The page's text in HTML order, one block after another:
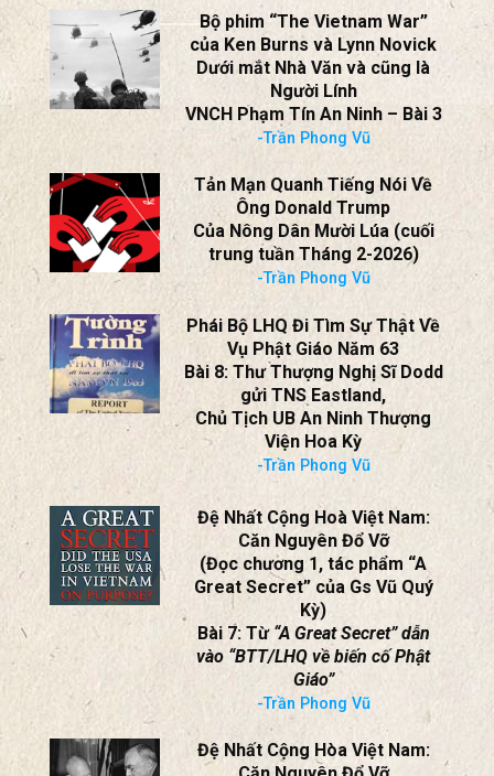
Bộ phim “The Vietnam War”
của Ken Burns và Lynn Novick
Dưới mắt Nhà Văn và cũng là
Người Lính
VNCH Phạm Tín An Ninh – Bài 3
-Trần Phong Vũ
Tản Mạn Quanh Tiếng Nói Về
Ông Donald Trump
Của Nông Dân Mười Lúa (cuối
trung tuần Tháng 2-2026)
-Trần Phong Vũ
Phái Bộ LHQ Đi Tìm Sự Thật Về
Vụ Phật Giáo Năm 63
Bài 8: Thư Thượng Nghị Sĩ Dodd
gửi TNS Eastland,
Chủ Tịch UB An Ninh Thượng
Viện Hoa Kỳ
-Trần Phong Vũ
Đệ Nhất Cộng Hoà Việt Nam:
Căn Nguyên Đổ Vỡ
(Đọc chương 1, tác phẩm “A
Great Secret” của Gs Vũ Quý
Kỳ)
Bài 7: Từ “A Great Secret” dẫn
vào “BTT/LHQ về biến cố Phật
Giáo”
-Trần Phong Vũ
Đệ Nhất Cộng Hòa Việt Nam: